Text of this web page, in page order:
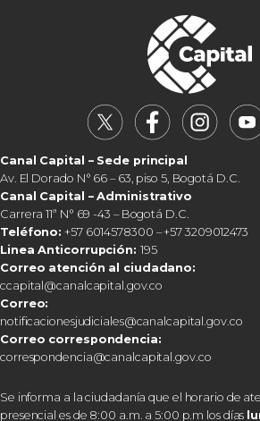
Canal Capital – Sede principal
Av. El Dorado N° 66 – 63, piso 5, Bogotá D.C.
Canal Capital – Administrativo
Carrera 11ª N° 69 -43 – Bogotá D.C.
Teléfono: +57 6014578300 – +57 3209012473
Linea Anticorrupción: 195
Correo atención al ciudadano:
ccapital@canalcapital.gov.co
Correo:
notificacionesjudiciales@canalcapital.gov.co
Correo correspondencia:
correspondencia@canalcapital.gov.co
Se informa a la ciudadanía que el horario de
presencial es de 8:00 a.m. a 5:00 p.m los días